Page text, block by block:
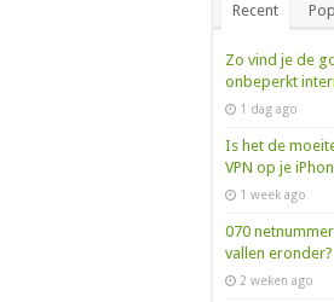
Recent
Zo vind je de
onbeperkt
1 dag ago
Is het de
VPN op je
1 week ago
070
vallen eronder?
2 weken ago